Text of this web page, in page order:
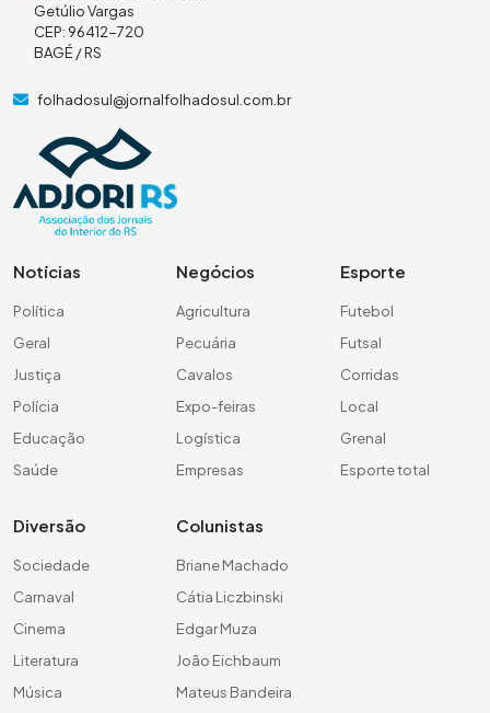
Getúlio Vargas
CEP: 96412-720
BAGÉ / RS
folhadosul@jornalfolhadosul.com.br
Notícias
Política
Geral
Justiça
Polícia
Educação
Saúde
Negócios
Agricultura
Pecuária
Cavalos
Expo-feiras
Logística
Empresas
Esporte
Futebol
Futsal
Corridas
Local
Grenal
Esporte total
Diversão
Sociedade
Carnaval
Cinema
Literatura
Música
Colunistas
Briane Machado
Cátia Liczbinski
Edgar Muza
João Eichbaum
Mateus Bandeira